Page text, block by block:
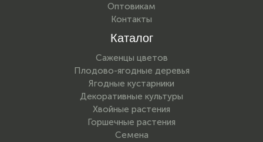
Оптовикам
Контакты
Каталог
Саженцы цветов
Плодово-ягодные деревья
Ягодные кустарники
Декоративные культуры
Хвойные растения
Горшечные растения
Семена